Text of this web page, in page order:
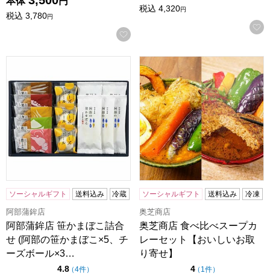
税込 3,780円
お気に入りに登録する
税込 4,320円
阿部蒲鉾店 笹かまぼこ詰合せ (阿部の笹かまぼこ×5、チー
ソーシャルギフト 送料込み 冷蔵
阿部蒲鉾店
阿部蒲鉾店 笹かまぼこ詰合
せ (阿部の笹かまぼこ×5、チ
ーズボール×3…
4.8点（5点満点中）
（4件の評価
）
奥芝商店 食べ比べスープカ
ソーシャルギフト 送料込み 冷凍
奥芝商店
奥芝商店 食べ比べスープカ
レーセット【おいしいお取
り寄せ】
4点（5点満点中）
（ 1件の評価
）